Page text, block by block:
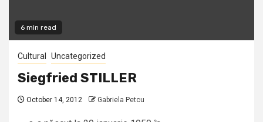
6 min read
Cultural Uncategorized
Siegfried STILLER
October 14, 2012 Gabriela Petcu